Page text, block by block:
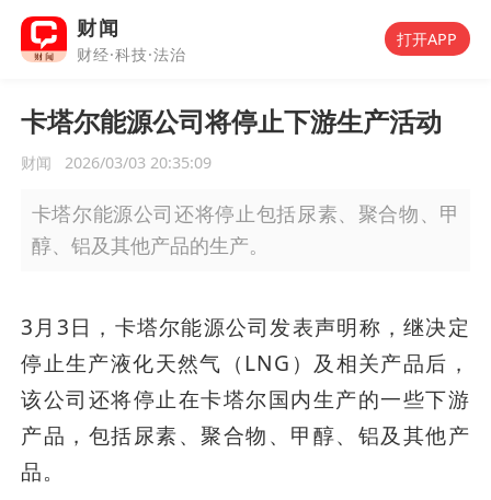
财闻
财经·科技·法治
打开APP
卡塔尔能源公司将停止下游生产活动
财闻 2026/03/03 20:35:09
卡塔尔能源公司还将停止包括尿素、聚合物、甲
醇、铝及其他产品的生产。
3月3日，卡塔尔能源公司发表声明称，继决定
停止生产液化天然气（LNG）及相关产品后，
该公司还将停止在卡塔尔国内生产的一些下游
产品，包括尿素、聚合物、甲醇、铝及其他产
品。